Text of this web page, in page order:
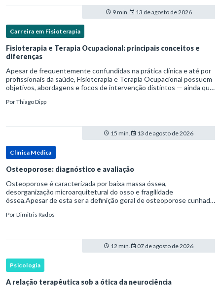
9 min. 13 de agosto de 2026
Carreira em Fisioterapia
Fisioterapia e Terapia Ocupacional: principais conceitos e
diferenças
Apesar de frequentemente confundidas na prática clínica e até por
profissionais da saúde, Fisioterapia e Terapia Ocupacional possuem
objetivos, abordagens e focos de intervenção distintos — ainda que
PorThiago Dipp
15 min. 13 de agosto de 2026
Clínica Médica
Osteoporose: diagnóstico e avaliação
Osteoporose é caracterizada por baixa massa óssea,
desorganização microarquitetural do osso e fragilidade
óssea.Apesar de esta ser a definição geral de osteoporose cunhada
patofisiológico, e não c
PorDimitris Rados
12 min. 07 de agosto de 2026
Psicologia
A relação terapêutica sob a ótica da neurociência